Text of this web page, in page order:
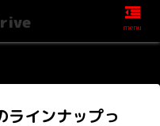
インナップっ
menu